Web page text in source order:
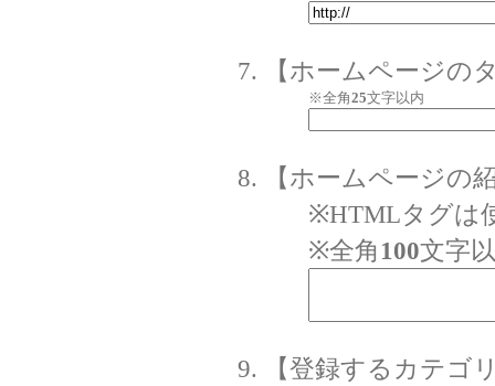
【ホームページの
※全角25文字以内
【ホームページの
※HTMLタグは
※全角 100文字
【登録するカテゴ